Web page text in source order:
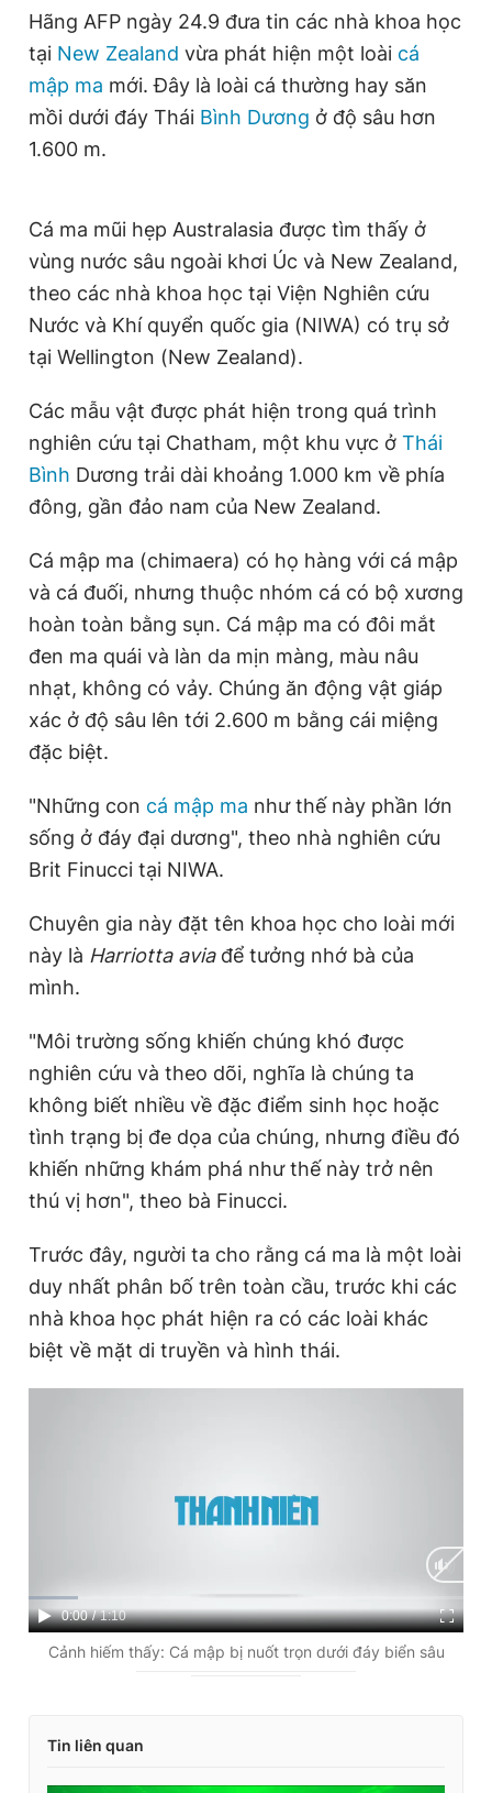
Theo dõi báo trên
Hotline
0906 645 777
Liên hệ quảng cáo
0908 780 404
Tổng biên tập: Nguyễn Ngọc Toàn
Phó tổng biên tập thường trực: Hải Thành
Phó tổng biên tập: Lâm Hiếu Dũng
Phó tổng biên tập: Trần Việt Hưng
Tổng thư ký tòa soạn: Đức Trung
Giấy phép xuất bản số 110/GP - BTTTT cấp ngày 24.3.2020
© 2003-2026 Bản quyền thuộc về Báo Thanh Niên. Cấm sao
Hãng AFP ngày 24.9 đưa tin các nhà khoa học
tại New Zealand vừa phát hiện một loài cá
mập ma mới. Đây là loài cá thường hay săn
mồi dưới đáy Thái Bình Dương ở độ sâu hơn
1.600 m.
Cá ma mũi hẹp Australasia được tìm thấy ở
vùng nước sâu ngoài khơi Úc và New Zealand,
theo các nhà khoa học tại Viện Nghiên cứu
Nước và Khí quyển quốc gia (NIWA) có trụ sở
tại Wellington (New Zealand).
Các mẫu vật được phát hiện trong quá trình
nghiên cứu tại Chatham, một khu vực ở Thái
Bình Dương trải dài khoảng 1.000 km về phía
đông, gần đảo nam của New Zealand.
Cá mập ma (chimaera) có họ hàng với cá mập
và cá đuối, nhưng thuộc nhóm cá có bộ xương
hoàn toàn bằng sụn. Cá mập ma có đôi mắt
đen ma quái và làn da mịn màng, màu nâu
nhạt, không có vảy. Chúng ăn động vật giáp
xác ở độ sâu lên tới 2.600 m bằng cái miệng
đặc biệt.
"Những con cá mập ma như thế này phần lớn
sống ở đáy đại dương", theo nhà nghiên cứu
Brit Finucci tại NIWA.
Chuyên gia này đặt tên khoa học cho loài mới
này là Harriotta aviađể tưởng nhớ bà của
mình.
"Môi trường sống khiến chúng khó được
nghiên cứu và theo dõi, nghĩa là chúng ta
không biết nhiều về đặc điểm sinh học hoặc
tình trạng bị đe dọa của chúng, nhưng điều đó
khiến những khám phá như thế này trở nên
thú vị hơn", theo bà Finucci.
Trước đây, người ta cho rằng cá ma là một loài
duy nhất phân bố trên toàn cầu, trước khi các
nhà khoa học phát hiện ra có các loài khác
biệt về mặt di truyền và hình thái.
C
u
e
0:00 / D
u
t
1:10
Cảnh hiếm thấy: Cá mập bị nuốt trọn dưới đáy biển sâu
Tin liên quan